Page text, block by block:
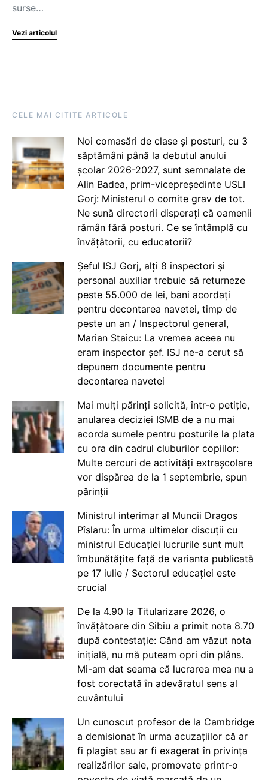
surse…
Vezi articolul
CELE MAI CITITE ARTICOLE
Noi comasări de clase și posturi, cu 3
săptămâni până la debutul anului
școlar 2026-2027, sunt semnalate de
Alin Badea, prim-vicepreședinte USLI
Gorj: Ministerul o comite grav de tot.
Ne sună directorii disperați că oamenii
rămân fără posturi. Ce se întâmplă cu
învățătorii, cu educatorii?
Șeful ISJ Gorj, alți 8 inspectori și
personal auxiliar trebuie să returneze
peste 55.000 de lei, bani acordați
pentru decontarea navetei, timp de
peste un an / Inspectorul general,
Marian Staicu: La vremea aceea nu
eram inspector șef. ISJ ne-a cerut să
depunem documente pentru
decontarea navetei
Mai mulți părinți solicită, într-o petiție,
anularea deciziei ISMB de a nu mai
acorda sumele pentru posturile la plata
cu ora din cadrul cluburilor copiilor:
Multe cercuri de activități extrașcolare
vor dispărea de la 1 septembrie, spun
părinții
Ministrul interimar al Muncii Dragos
Pîslaru: În urma ultimelor discuții cu
ministrul Educației lucrurile sunt mult
îmbunătățite față de varianta publicată
pe 17 iulie / Sectorul educației este
crucial
De la 4.90 la Titularizare 2026, o
învățătoare din Sibiu a primit nota 8.70
după contestație: Când am văzut nota
inițială, nu mă puteam opri din plâns.
Mi-am dat seama că lucrarea mea nu a
fost corectată în adevăratul sens al
cuvântului
Un cunoscut profesor de la Cambridge
a demisionat în urma acuzațiilor că ar
fi plagiat sau ar fi exagerat în privința
realizărilor sale, promovate printr-o